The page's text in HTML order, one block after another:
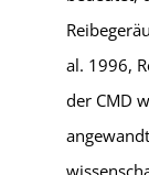
al. 1996,
der CMD